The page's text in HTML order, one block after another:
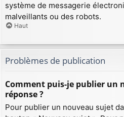
système de messagerie
malveillants ou des robots.
Haut
Problèmes de publication
Comment puis-je publier un
réponse ?
Pour publier un nouveau sujet